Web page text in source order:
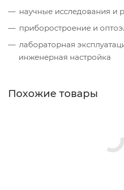
научные исследования и
приборостроение и
лабораторная
инженерная настройка
Похожие товары